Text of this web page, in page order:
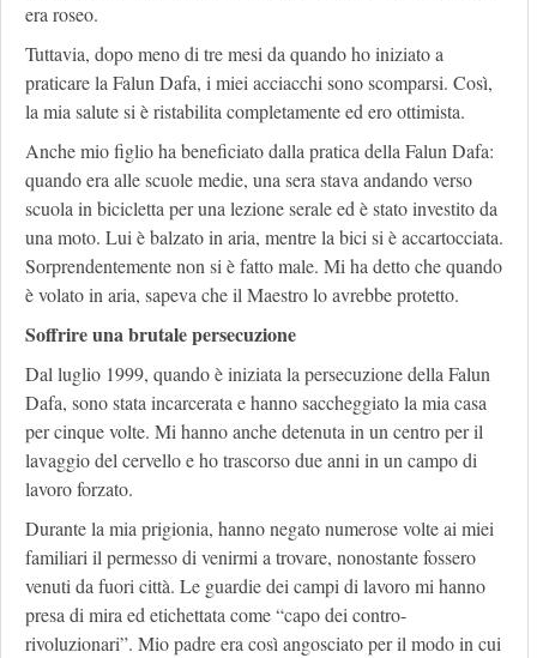
era roseo.
Tuttavia, dopo meno di tre mesi da quando ho iniziato a
praticare la Falun Dafa, i miei acciacchi sono scomparsi. Così,
la mia salute si è ristabilita completamente ed ero ottimista.
Anche mio figlio ha beneficiato dalla pratica della Falun Dafa:
quando era alle scuole medie, una sera stava andando verso
scuola in bicicletta per una lezione serale ed è stato investito da
una moto. Lui è balzato in aria, mentre la bici si è accartocciata.
Sorprendentemente non si è fatto male. Mi ha detto che quando
è volato in aria, sapeva che il Maestro lo avrebbe protetto.
Soffrire una brutale persecuzione
Dal luglio 1999, quando è iniziata la persecuzione della Falun
Dafa, sono stata incarcerata e hanno saccheggiato la mia casa
per cinque volte. Mi hanno anche detenuta in un centro per il
lavaggio del cervello e ho trascorso due anni in un campo di
lavoro forzato.
Durante la mia prigionia, hanno negato numerose volte ai miei
familiari il permesso di venirmi a trovare, nonostante fossero
venuti da fuori città. Le guardie dei campi di lavoro mi hanno
presa di mira ed etichettata come “capo dei contro-
rivoluzionari”. Mio padre era così angosciato per il modo in cui